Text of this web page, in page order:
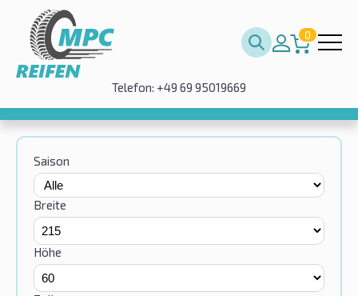
0
Telefon: +49 69 95019669
Saison
Breite
Höhe